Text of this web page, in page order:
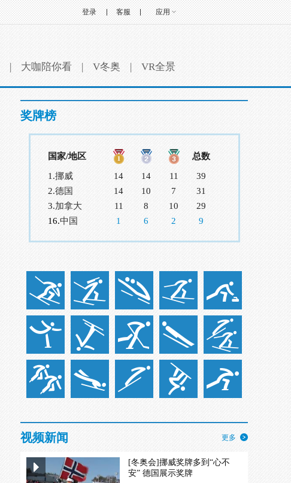
客服 应用
登录
| 大咖陪你看 | V冬奥 | VR全景
奖牌榜
国家/地区 总数
1.挪威 14 14 11
39
2.德国 14 10 7
31
3.加拿大 11 8 10
29
16.中国 1 6 2 9
视频新闻 更多
[冬奥会]挪威奖牌多到“心不
安” 德国展示奖牌